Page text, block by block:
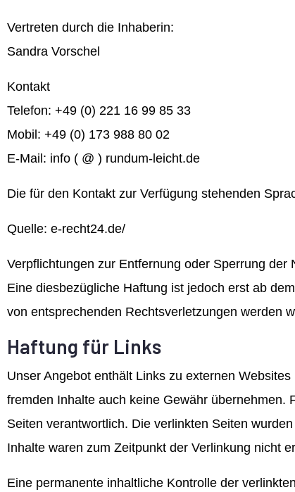
Vertreten durch die Inhaberin:
Sandra Vorschel
Kontakt
Telefon: +49 (0) 221 16 99 85 33
Mobil: +49 (0) 173 988 80 02
E-Mail: info ( @ ) rundum-leicht.de
Die für den Kontakt zur Verfügung stehenden
Quelle: e-recht24.de/
Verpflichtungen zur Entfernung oder Sperrung
Eine diesbezügliche Haftung ist jedoch erst ab
von entsprechenden Rechtsverletzungen werden
Haftung für Links
Unser Angebot enthält Links zu externen
fremden Inhalte auch keine Gewähr übernehmen.
Seiten verantwortlich. Die verlinkten Seiten
Inhalte waren zum Zeitpunkt der Verlinkung nicht
Eine permanente inhaltliche Kontrolle der